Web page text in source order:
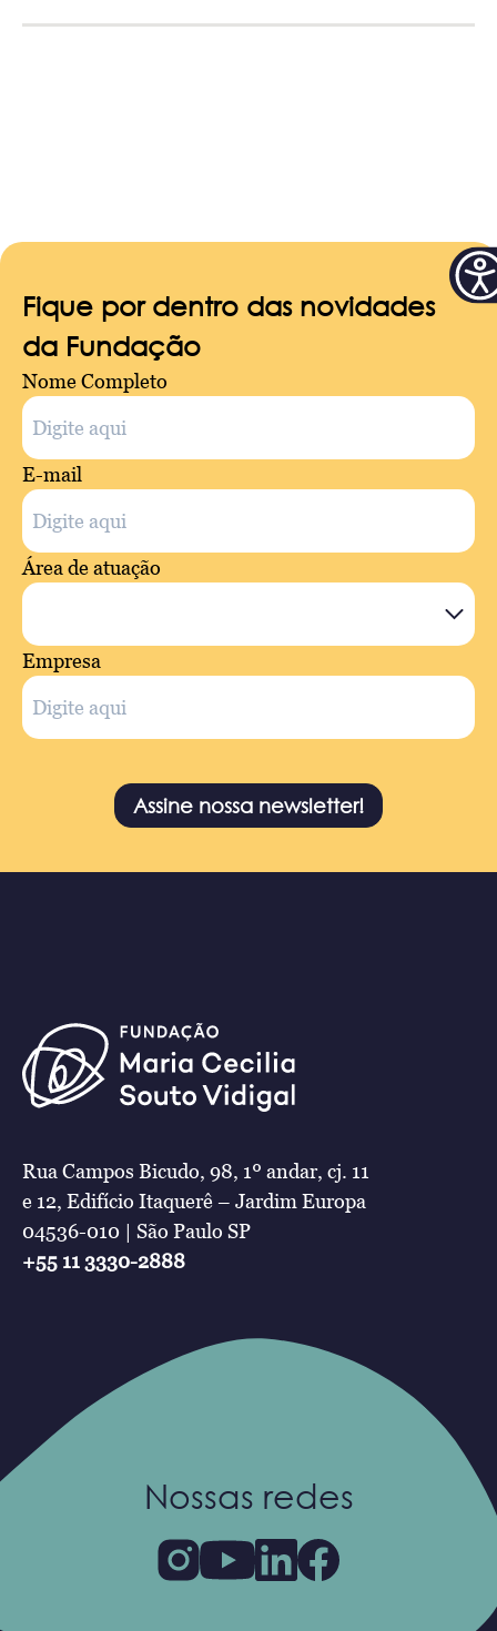
Fique por dentro das novidades
da Fundação
Nome Completo
E-mail
Área de atuação
Empresa
Assine nossa newsletter!
Rua Campos Bicudo, 98, 1º andar, cj. 11
e 12, Edifício Itaquerê – Jardim Europa
04536-010 | São Paulo SP
+55 11 3330-2888
Nossas redes